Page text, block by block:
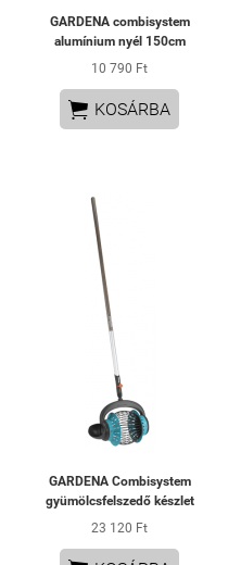
GARDENA combisystem
alumínium nyél 150cm
10 790 Ft
 KOSÁRBA
GARDENA Combisystem
gyümölcsfelszedő készlet
23 120 Ft